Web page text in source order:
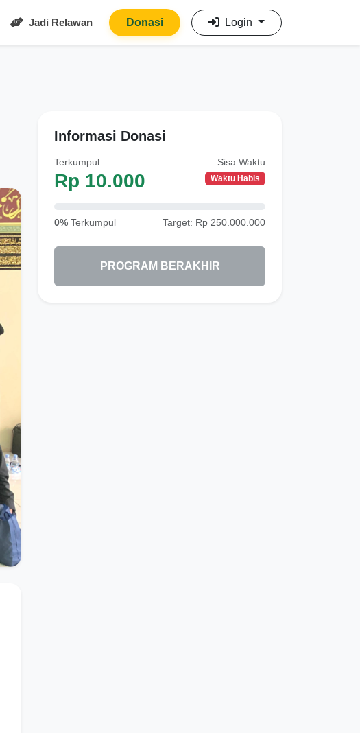
Jadi Relawan Donasi Login
Informasi Donasi
Terkumpul
Rp 10.000
Sisa Waktu
Waktu Habis
0% Terkumpul Target: Rp 250.000.000
PROGRAM BERAKHIR